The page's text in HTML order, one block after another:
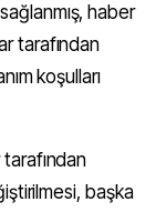
haber
tarafından
koşulları
başka